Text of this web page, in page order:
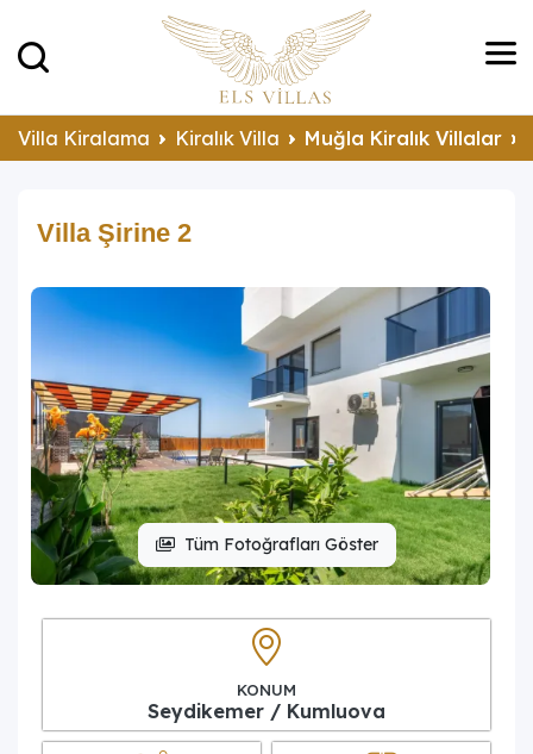
Villa Kiralama Kiralık Villa Muğla Kiralık Villalar
Villa Şirine 2
Tüm Fotoğrafları Göster
KONUM
Seydikemer / Kumluova